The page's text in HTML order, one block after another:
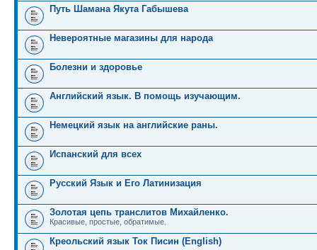
Путь Шамана Якута Габышева
Невероятные магазины для народа
Болезни и здоровье
Английский язык. В помощь изучающим.
Немецкий язык на английские раны.
Испанский для всех
Русский Язык и Его Латинизация
Золотая цепь транслитов Михайленко.
Красивые, простые, обратимые.
Креольский язык Ток Писин (English)